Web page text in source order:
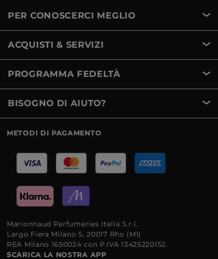
PER CONOSCERCI MEGLIO
ACQUISTI & SERVIZI
PROGRAMMA FEDELTÀ
BISOGNO DI AIUTO?
METODI DI PAGAMENTO
Marionnaud Parfumeries Italia S.r.l.
Largo Fiera Milano 5, 20017 Rho (MI)
REA Milano 1650024 con P.IVA 13425220152.
SCARICA LA NOSTRA APP